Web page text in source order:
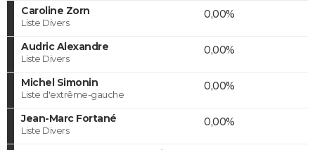
Caroline Zorn
Liste Divers
0,00%
Audric Alexandre
Liste Divers
0,00%
Michel Simonin
Liste d'extrême-gauche
0,00%
Jean-Marc Fortané
Liste Divers
0,00%